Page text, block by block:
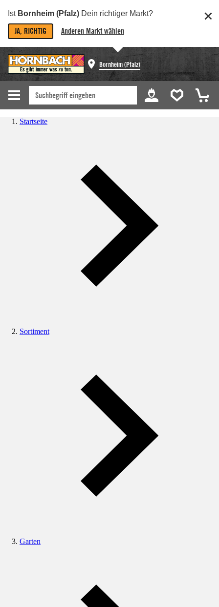
Ist Bornheim (Pfalz) Dein richtiger Markt?
JA, RICHTIG Anderen Markt wählen
Bornheim (Pfalz)
Startseite
Sortiment
Garten